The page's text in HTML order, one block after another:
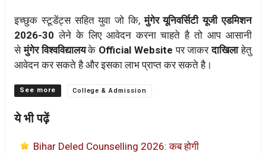
इच्छुक स्टूडेंट्स सहित युवा जो कि,मुंगेर यूनिवर्सिटी यूजी एडमिशन
2026-30लेने के लिए आवेदन करना चाहते है तो आप आसानी
सेमुंगेर विश्वविद्यालयके Official Website पर जाकरदाखिलाहेतु
आवेदन कर सकते है और इसका लाभ प्राप्त कर सकते है।
Categories College & Admission
ये भी पढ़ें
Bihar Deled Counselling 2026: कब होगी